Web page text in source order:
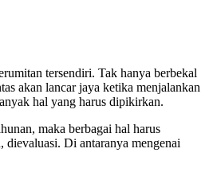
tersendiri. Tak hanya berbekal
akan lancar jaya ketika menjalankan
hal yang harus dipikirkan.
maka berbagai hal harus
dievaluasi. Di antaranya mengenai